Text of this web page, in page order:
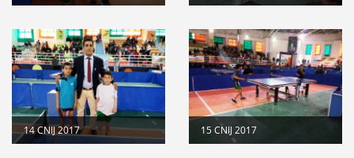
14 CNIJ 2017 15 CNIJ 2017